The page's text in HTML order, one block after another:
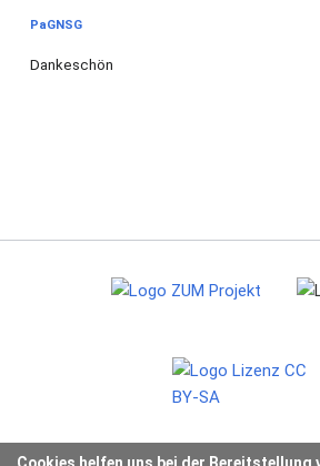
PaGNSG
Dankeschön